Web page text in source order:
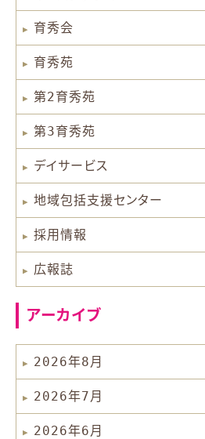
育秀会
育秀苑
第2育秀苑
第3育秀苑
デイサービス
地域包括支援センター
採用情報
広報誌
アーカイブ
2026年8月
2026年7月
2026年6月